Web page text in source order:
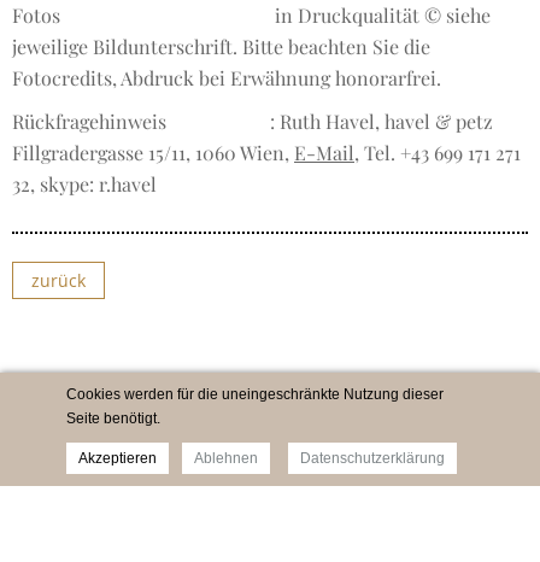
Fotos
in Druckqualität © siehe
jeweilige Bildunterschrift. Bitte beachten Sie die
Fotocredits, Abdruck bei Erwähnung honorarfrei.
Rückfragehinweis
: Ruth Havel, havel & petz
Fillgradergasse 15/11, 1060 Wien, E-Mail, Tel. +43 699 171 271
32, skype: r.havel
zurück
Impressum Newsletter Datenschutz
Cookies werden für die uneingeschränkte Nutzung dieser
Seite benötigt.
Akzeptieren Ablehnen Datenschutzerklärung